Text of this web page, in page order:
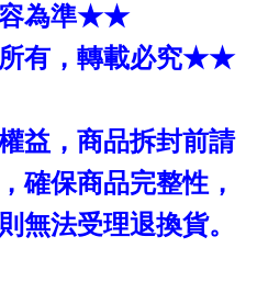
為準★★
有，轉載必究★★
益，商品拆封前請
確保商品完整性，
無法受理退換貨。